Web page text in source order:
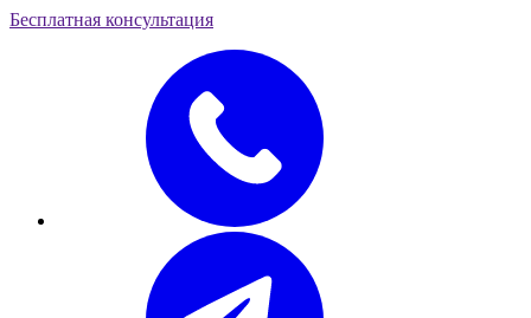
Бесплатная консультация